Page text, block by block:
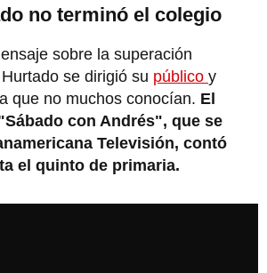
no terminó el colegio
sobre la superación
se dirigió su público y
que no muchos conocían. El
con Andrés", que se
Televisión, contó
el quinto de primaria.